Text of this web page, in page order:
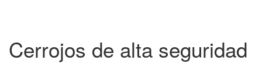
Cerrojos de alta seguridad